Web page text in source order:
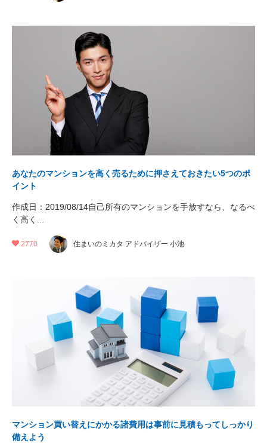
あなたのマンションを高く売るために押さえておきたい5つのポ
イント
作成日：2019/08/14自己所有のマンションを手放すなら、なるべ
く高く...
2770 住まいのミカタ アドバイザー 小池
マンション買い替えにかかる諸費用は事前に見積もってしっかり
備えよう